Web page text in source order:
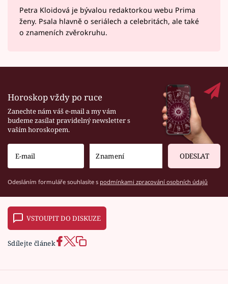
Petra Kloidová je bývalou redaktorkou webu Prima
ženy. Psala hlavně o seriálech a celebritách, ale také
o znameních zvěrokruhu.
Horoskop vždy po ruce
Zanechte nám váš e-mail a my vám
budeme zasílat pravidelný newsletter s
vaším horoskopem.
ODESLAT
Odesláním formuláře souhlasíte s podmínkami zpracování osobních údajů
VSTOUPIT DO DISKUZE
Sdílejte článek